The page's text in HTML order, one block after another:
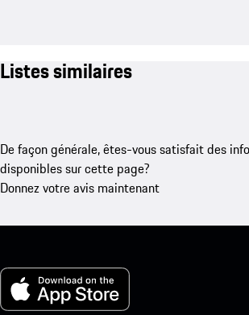
Listes similaires
De façon générale, êtes-vous satisfait des
disponibles sur cette page?
Donnez votre avis maintenant